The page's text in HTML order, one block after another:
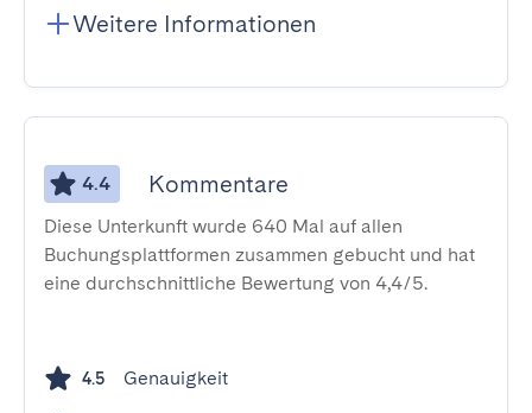
Weitere Informationen
4.4 Kommentare
Diese Unterkunft wurde 640 Mal auf allen
Buchungsplattformen zusammen gebucht und hat
eine durchschnittliche Bewertung von 4,4/5.
4.5 Genauigkeit